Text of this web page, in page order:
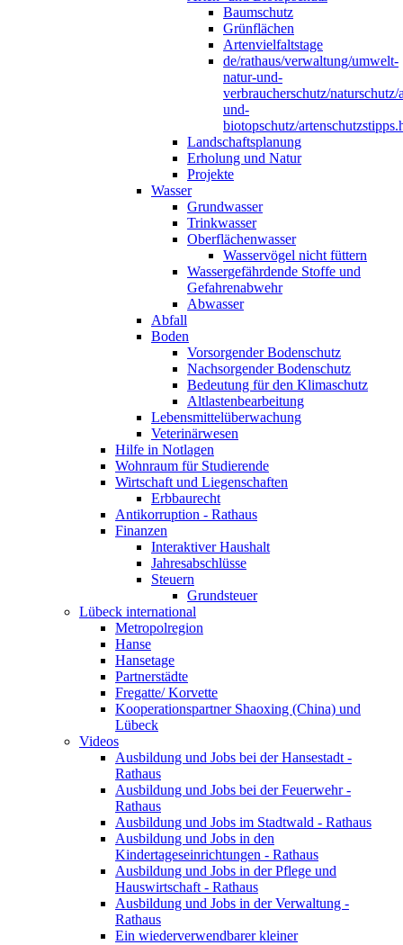
Baumschutz
Grünflächen
Artenvielfaltstage
de/rathaus/verwaltung/umwelt-
natur-und-
verbraucherschutz/naturschutz/
und-
biotopschutz/
Landschaftsplanung
Erholung und Natur
Projekte
Wasser
Grundwasser
Trinkwasser
Oberflächenwasser
Wasservögel nicht füttern
Wassergefährdende Stoffe und
Gefahrenabwehr
Abwasser
Abfall
Boden
Vorsorgender Bodenschutz
Nachsorgender Bodenschutz
Bedeutung für den Klimaschutz
Altlastenbearbeitung
Lebensmittelüberwachung
Veterinärwesen
Hilfe in Notlagen
Wohnraum für Studierende
Wirtschaft und Liegenschaften
Erbbaurecht
Antikorruption - Rathaus
Finanzen
Interaktiver Haushalt
Jahresabschlüsse
Steuern
Grundsteuer
Lübeck international
Metropolregion
Hanse
Hansetage
Partnerstädte
Fregatte/ Korvette
Kooperationspartner Shaoxing (China) und
Lübeck
Videos
Ausbildung und Jobs bei der Hansestadt -
Rathaus
Ausbildung und Jobs bei der Feuerwehr -
Rathaus
Ausbildung und Jobs im Stadtwald - Rathaus
Ausbildung und Jobs in den
Kindertageseinrichtungen - Rathaus
Ausbildung und Jobs in der Pflege und
Hauswirtschaft - Rathaus
Ausbildung und Jobs in der Verwaltung -
Rathaus
Ein wiederverwendbarer kleiner